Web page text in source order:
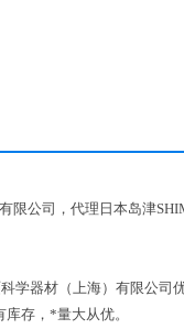
限公司，代理日本岛津
学器材（上海）有限公司
存，*量大从优。